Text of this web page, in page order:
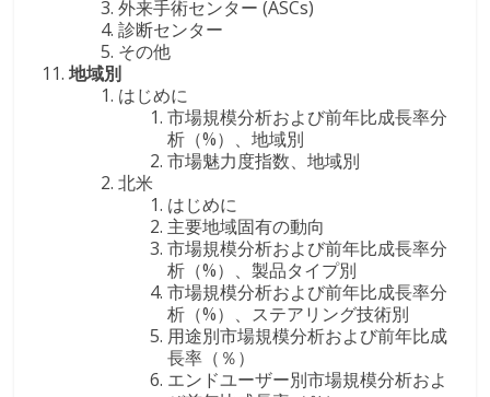
外来手術センター (ASCs)
診断センター
その他
地域別
はじめに
市場規模分析および前年比成長率分
析（%）、地域別
市場魅力度指数、地域別
北米
はじめに
主要地域固有の動向
市場規模分析および前年比成長率分
析（%）、製品タイプ別
市場規模分析および前年比成長率分
析（%）、ステアリング技術別
用途別市場規模分析および前年比成
長率（％）
エンドユーザー別市場規模分析およ